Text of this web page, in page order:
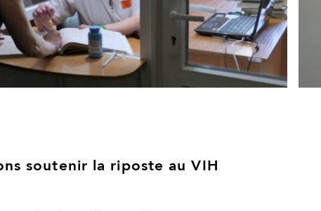
soutenir la riposte au VIH